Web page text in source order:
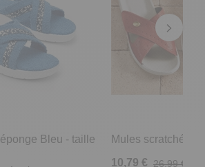
Bleu - taille
Mules scratchées
10,79 € 26,99 €